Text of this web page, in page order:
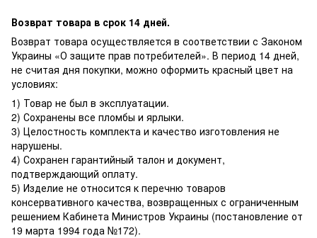
Возврат товара в срок 14 дней.
Возврат товара осуществляется в соответствии с Законом
Украины «О защите прав потребителей». В период 14 дней,
не считая дня покупки, можно оформить красный цвет на
условиях:
1) Товар не был в эксплуатации.
2) Сохранены все пломбы и ярлыки.
3) Целостность комплекта и качество изготовления не
нарушены.
4) Сохранен гарантийный талон и документ,
подтверждающий оплату.
5) Изделие не относится к перечню товаров
консервативного качества, возвращенных с ограниченным
решением Кабинета Министров Украины (постановление от
19 марта 1994 года №172).